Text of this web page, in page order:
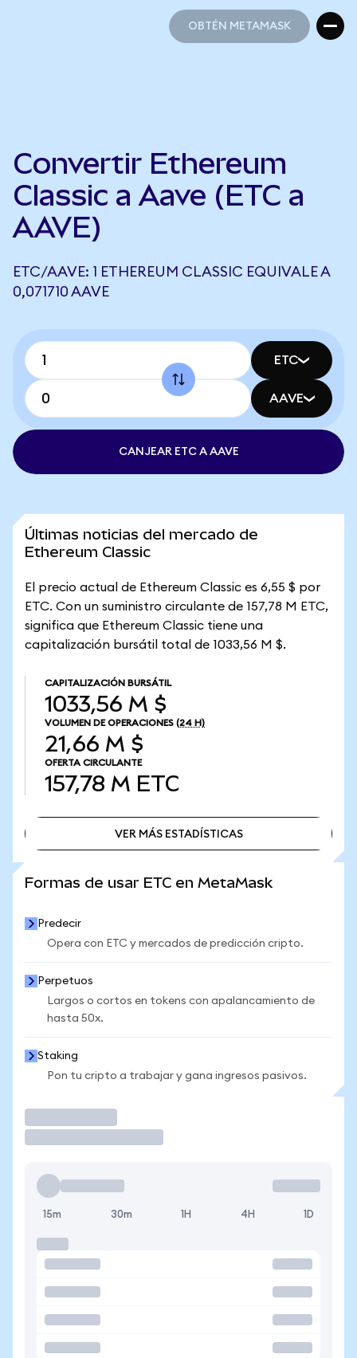
OBTÉN METAMASK
Convertir Ethereum
Classic a Aave (ETC a
AAVE)
ETC/AAVE: 1 ETHEREUM CLASSIC EQUIVALE A
0,071710 AAVE
ETC
AAVE
CANJEAR ETC A AAVE
Últimas noticias del mercado de
Ethereum Classic
El precio actual de Ethereum Classic es 6,55 $ por
ETC. Con un suministro circulante de 157,78 M ETC,
significa que Ethereum Classic tiene una
capitalización bursátil total de 1033,56 M $.
CAPITALIZACIÓN BURSÁTIL
1033,56 M $
VOLUMEN DE OPERACIONES (24 H)
21,66 M $
OFERTA CIRCULANTE
157,78 M ETC
VER MÁS ESTADÍSTICAS
Formas de usar ETC en MetaMask
Predecir
Opera con ETC y mercados de predicción cripto.
Perpetuos
Largos o cortos en tokens con apalancamiento de
hasta 50x.
Staking
Pon tu cripto a trabajar y gana ingresos pasivos.
15m 30m 1H 4H 1D